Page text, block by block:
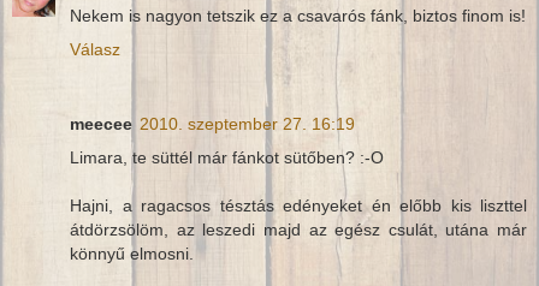
Nekem is nagyon tetszik ez a csavarós fánk, biztos finom is!
Válasz
meecee 2010. szeptember 27. 16:19
Limara, te süttél már fánkot sütőben? :-O
Hajni, a ragacsos tésztás edényeket én előbb kis liszttel
átdörzsölöm, az leszedi majd az egész csulát, utána már
könnyű elmosni.